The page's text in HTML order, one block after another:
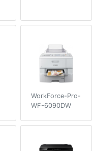
WorkForce-Pro-
WF-6090DW